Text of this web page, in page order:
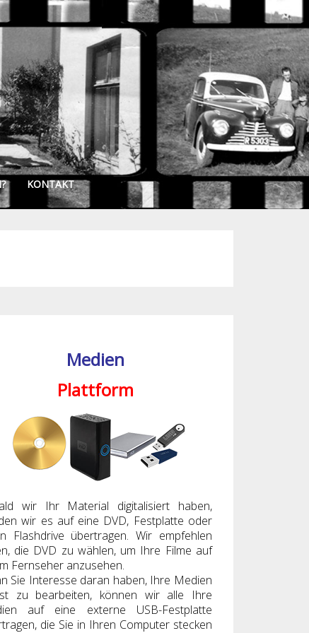
KONTAKT
Medien
Plattform
wir Ihr Material digitalisiert haben,
wir es auf eine DVD, Festplatte oder
Flashdrive übertragen. Wir empfehlen
die DVD zu wählen, um Ihre Filme auf
Fernseher anzusehen.
Sie Interesse daran haben, Ihre Medien
zu bearbeiten, können wir alle Ihre
auf eine externe USB-Festplatte
die Sie in Ihren Computer stecken